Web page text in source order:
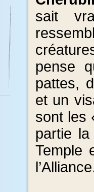
sait
pense
pattes,
et un
sont les
partie
Temple